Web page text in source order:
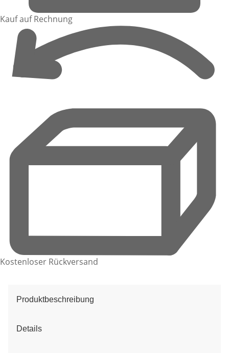
Kauf auf Rechnung
Kostenloser Rückversand
Produktbeschreibung
Details